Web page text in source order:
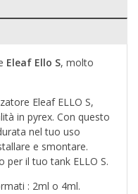
Eleaf Ello S, molto
Eleaf ELLO S,
in pyrex. Con questo
nel tuo uso
e smontare.
per il tuo tank ELLO S.
: 2ml o 4ml.